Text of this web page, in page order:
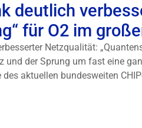
deutlich
für O2 im
Netzqualität:
und der Sprung um fast eine
aktuellen bundesweiten